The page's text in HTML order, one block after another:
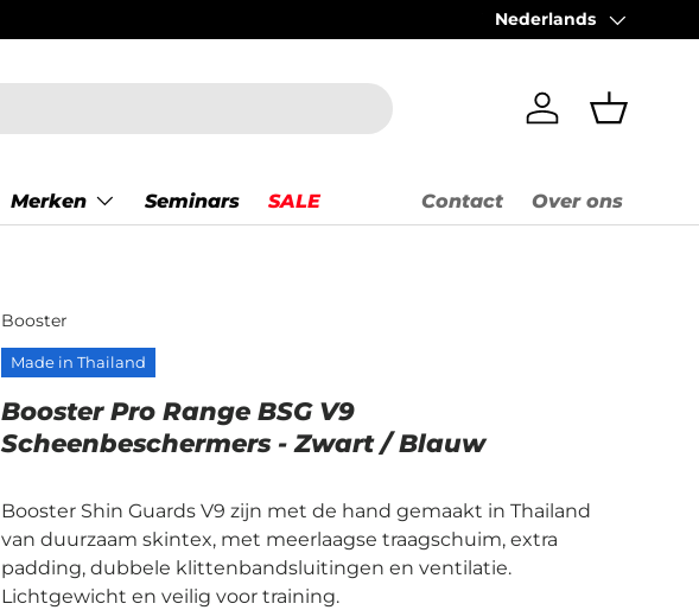
Taal
Nederlands
InloggenMandje
Merken Seminars SALE Contact Over ons
Booster
Made in Thailand
Booster Pro Range BSG V9
Scheenbeschermers - Zwart / Blauw
Booster Shin Guards V9 zijn met de hand gemaakt in Thailand
van duurzaam skintex, met meerlaagse traagschuim, extra
padding, dubbele klittenbandsluitingen en ventilatie.
Lichtgewicht en veilig voor training.